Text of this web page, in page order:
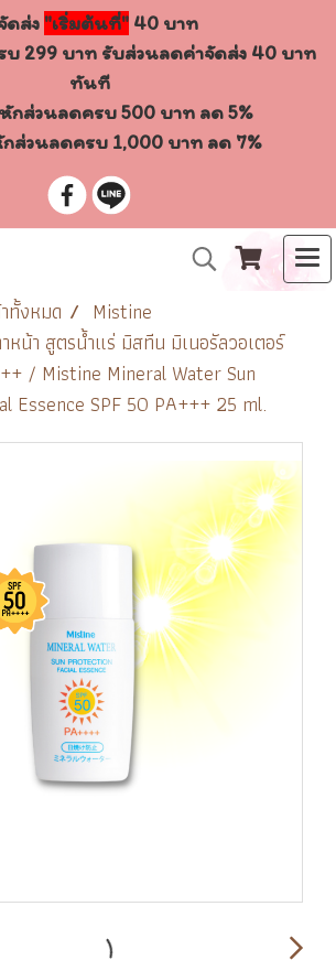
ดส่ง "เริ่มต้นที่" 40 บาท
299 บาท รับส่วนลดค่าจัดส่ง 40 บาท
ทันที
กส่วนลดครบ 500 บาท ลด 5%
ส่วนลดครบ 1,000 บาท ลด 7%
ทั้งหมด
Mistine
หน้า สูตรน้ำแร่ มิสทีน มิเนอรัลวอเตอร์
/ Mistine Mineral Water Sun
Essence SPF 50 PA+++ 25 ml.